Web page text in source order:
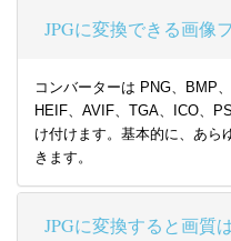
JPGに変換できる画像
コンバーターは PNG、BMP
HEIF、AVIF、TGA、ICO、
け付けます。基本的に、あら
きます。
JPGに変換すると画質